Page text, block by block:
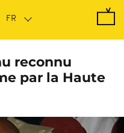
reconnu
par la Haute